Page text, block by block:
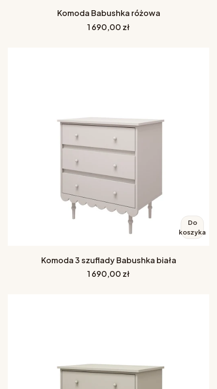
Komoda Babushka różowa
Cena
1 690,00 zł
Do
koszyka
Komoda 3 szuflady Babushka biała
Cena
1 690,00 zł